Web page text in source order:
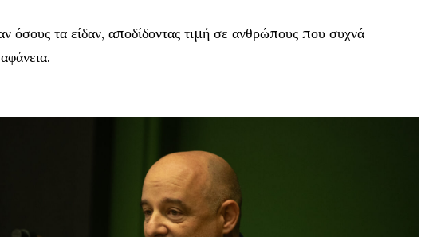
όσους τα είδαν, αποδίδοντας τιμή σε ανθρώπους που συχνά